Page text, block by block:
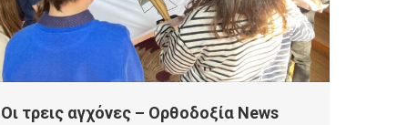
Οι τρεις αγχόνες – Ορθοδοξία News